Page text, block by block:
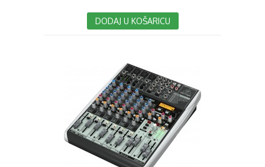
DODAJ U KOŠARICU